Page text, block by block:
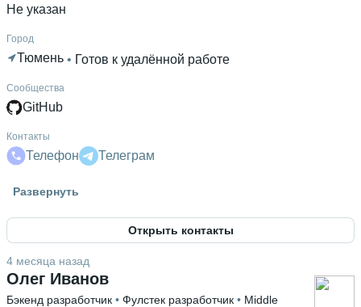
Не указан
Город
Тюмень • Готов к удалённой работе
Сообщества
GitHub
Контакты
Телефон Телеграм
Знание языков
информационных технологий
Ещё 1 в профиле
Развернуть
Открыть контакты
Олег Иванов
4 месяца назад
Бэкенд разработчик • Фулстек разработчик • Middle